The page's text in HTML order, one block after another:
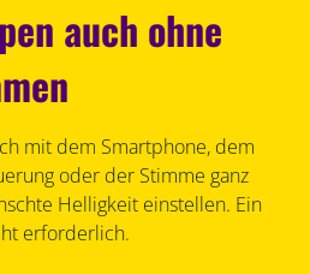
auch ohne
mit dem Smartphone, dem
oder der Stimme ganz
Helligkeit einstellen. Ein
erforderlich.